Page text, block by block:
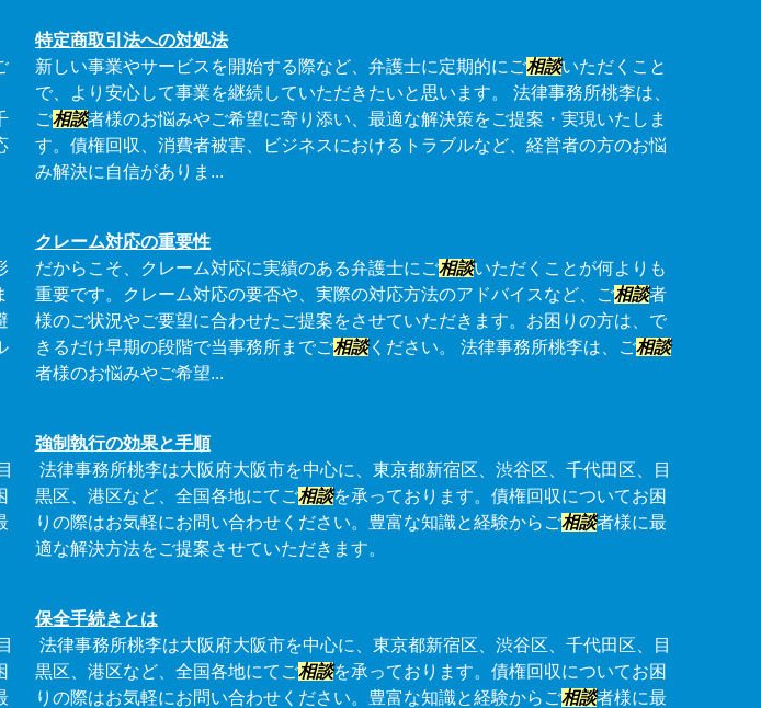
特定商取引法への対処法
新しい事業やサービスを開始する際など、弁護士に定期的にご相談いただくこと
で、より安心して事業を継続していただきたいと思います。 法律事務所桃李は、
ご相談者様のお悩みやご希望に寄り添い、最適な解決策をご提案・実現いたしま
す。債権回収、消費者被害、ビジネスにおけるトラブルなど、経営者の方のお悩
み解決に自信がありま...
クレーム対応の重要性
だからこそ、クレーム対応に実績のある弁護士にご相談いただくことが何よりも
重要です。クレーム対応の要否や、実際の対応方法のアドバイスなど、ご相談者
様のご状況やご要望に合わせたご提案をさせていただきます。お困りの方は、で
きるだけ早期の段階で当事務所までご相談ください。 法律事務所桃李は、ご相談
者様のお悩みやご希望...
強制執行の効果と手順
法律事務所桃李は大阪府大阪市を中心に、東京都新宿区、渋谷区、千代田区、目
黒区、港区など、全国各地にてご相談を承っております。債権回収についてお困
りの際はお気軽にお問い合わせください。豊富な知識と経験からご相談者様に最
適な解決方法をご提案させていただきます。
保全手続きとは
法律事務所桃李は大阪府大阪市を中心に、東京都新宿区、渋谷区、千代田区、目
黒区、港区など、全国各地にてご相談を承っております。債権回収についてお困
りの際はお気軽にお問い合わせください。豊富な知識と経験からご相談者様に最